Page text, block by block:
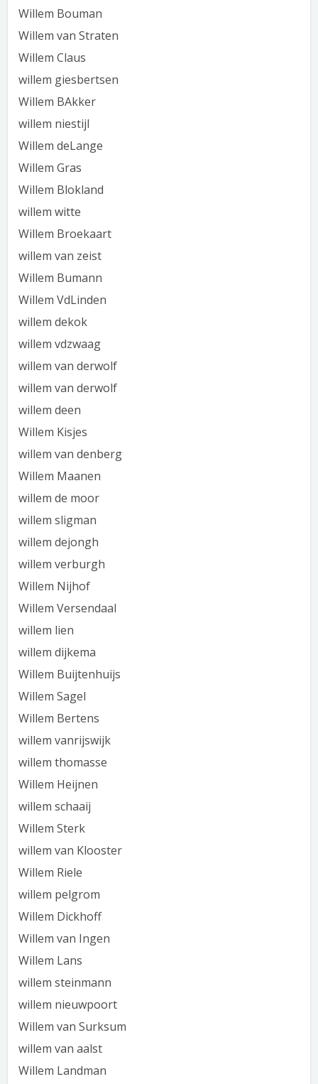
Willem Bouman
Willem van Straten
Willem Claus
willem giesbertsen
Willem BAkker
willem niestijl
Willem deLange
Willem Gras
Willem Blokland
willem witte
Willem Broekaart
willem van zeist
Willem Bumann
Willem VdLinden
willem dekok
willem vdzwaag
willem van derwolf
willem van derwolf
willem deen
Willem Kisjes
willem van denberg
Willem Maanen
willem de moor
willem sligman
willem dejongh
willem verburgh
Willem Nijhof
Willem Versendaal
willem lien
willem dijkema
Willem Buijtenhuijs
Willem Sagel
Willem Bertens
willem vanrijswijk
willem thomasse
Willem Heijnen
willem schaaij
Willem Sterk
willem van Klooster
Willem Riele
willem pelgrom
Willem Dickhoff
Willem van Ingen
Willem Lans
willem steinmann
willem nieuwpoort
Willem van Surksum
willem van aalst
Willem Landman